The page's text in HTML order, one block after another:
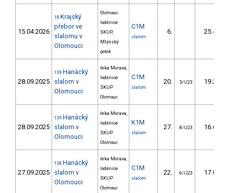
15.04.2026
18 Krajský
přebor ve
slalomu v
Olomouci
Olomouc-
loděnice
SKUP,
Mlýnský
potok
C1M
slalom
6. 25.40
28.09.2025
139 Hanácký
slalom v
Olomouci
řeka Morava,
loděnice
SKUP
Olomouc
C1M
slalom
20. 5/U23 19.20
28.09.2025
139 Hanácký
slalom v
Olomouci
řeka Morava,
loděnice
SKUP
Olomouc
K1M
slalom
27. 8/U23 16.60
27.09.2025
138 Hanácký
slalom v
Olomouci
řeka Morava,
loděnice
SKUP
Olomouc
C1M
slalom
22. 6/U23 17.00